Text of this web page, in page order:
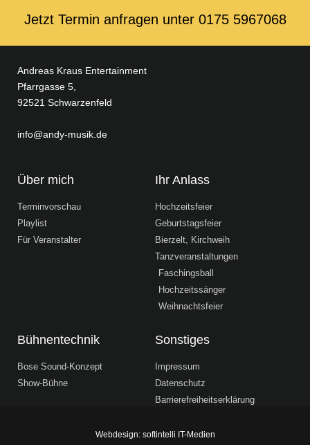
Jetzt Termin anfragen unter ‭0175 5967068‬
Andreas Kraus Entertainment
Pfarrgasse 5,
92521 Schwarzenfeld
info@andy-musik.de
Über mich
Terminvorschau
Playlist
Für Veranstalter
Ihr Anlass
Hochzeitsfeier
Geburtstagsfeier
Bierzelt, Kirchweih
Tanzveranstaltungen
Faschingsball
Hochzeitssänger
Weihnachtsfeier
Bühnentechnik
Bose Sound-Konzept
Show-Bühne
Sonstiges
Impressum
Datenschutz
Barrierefreiheitserklärung
Webdesign: softintelli IT-Medien